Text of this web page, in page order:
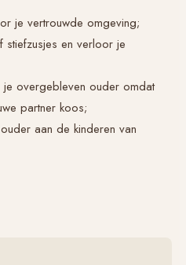
je vertrouwde omgeving;
stiefzusjes en verloor je
overgebleven ouder omdat
partner koos;
aan de kinderen van